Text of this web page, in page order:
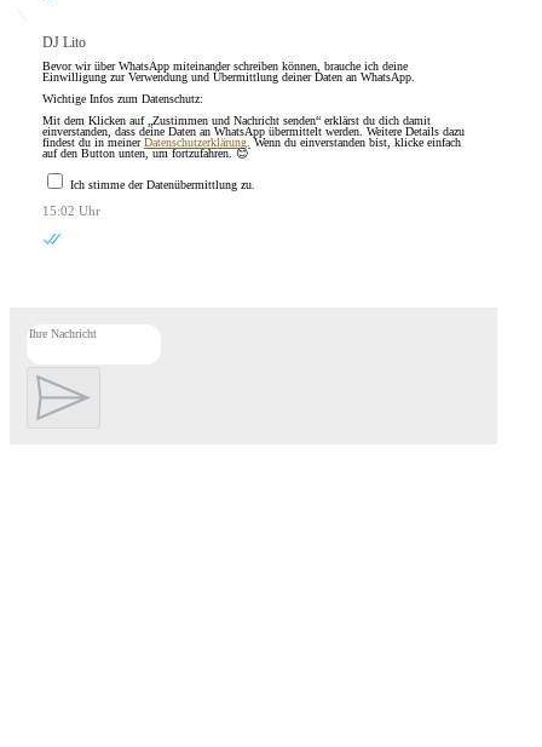
DJ Lito
Bevor wir über WhatsApp miteinander schreiben können, brauche ich deine
Einwilligung zur Verwendung und Übermittlung deiner Daten an WhatsApp.
Wichtige Infos zum Datenschutz:
Mit dem Klicken auf „Zustimmen und Nachricht senden“ erklärst du dich damit
einverstanden, dass deine Daten an WhatsApp übermittelt werden. Weitere Details dazu
findest du in meinerDatenschutzerklärung. Wenn du einverstanden bist, klicke einfach
auf den Button unten, um fortzufahren. 😊
Ich stimme der Datenübermittlung zu.
15:02 Uhr